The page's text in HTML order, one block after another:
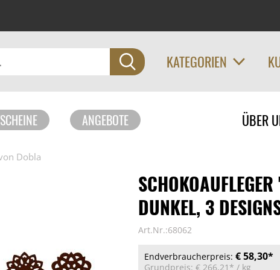
KATEGORIEN
ANGEBOTE
Navigation
ÜBER
Dobla
DUNKEL, 3
Art.Nr.:68062
Endverbraucherpreis: € 58,30*
Grundpreis: € 266,21* / kg